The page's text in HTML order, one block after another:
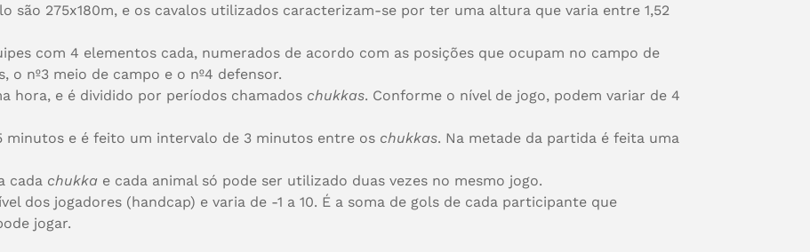
são 275x180m, e os cavalos utilizados caracterizam-se por ter uma altura que varia entre 1,52
com 4 elementos cada, numerados de acordo com as posições que ocupam no campo de
o nº3 meio de campo e o nº4 defensor.
hora, e é dividido por períodos chamados chukkas. Conforme o nível de jogo, podem variar de 4
minutos e é feito um intervalo de 3 minutos entre os chukkas. Na metade da partida é feita uma
cada chukka e cada animal só pode ser utilizado duas vezes no mesmo jogo.
dos jogadores (handcap) e varia de -1 a 10. É a soma de gols de cada participante que
jogar.